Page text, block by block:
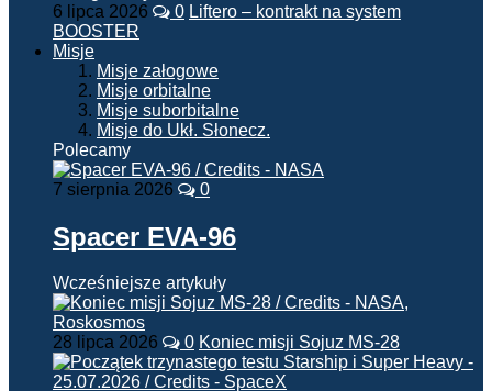
6 lipca 2026 0 Liftero – kontrakt na system
BOOSTER
Misje
Misje załogowe
Misje orbitalne
Misje suborbitalne
Misje do Ukł. Słonecz.
Polecamy
7 sierpnia 2026 0
Spacer EVA-96
Wcześniejsze artykuły
28 lipca 2026 0 Koniec misji Sojuz MS-28